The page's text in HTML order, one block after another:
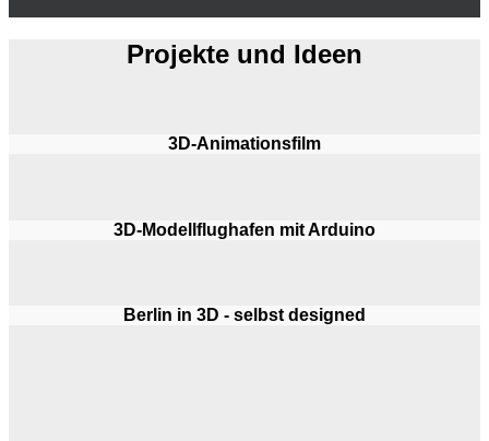
Projekte und Ideen
3D-Animationsfilm
3D-Modellflughafen mit Arduino
Berlin in 3D - selbst designed